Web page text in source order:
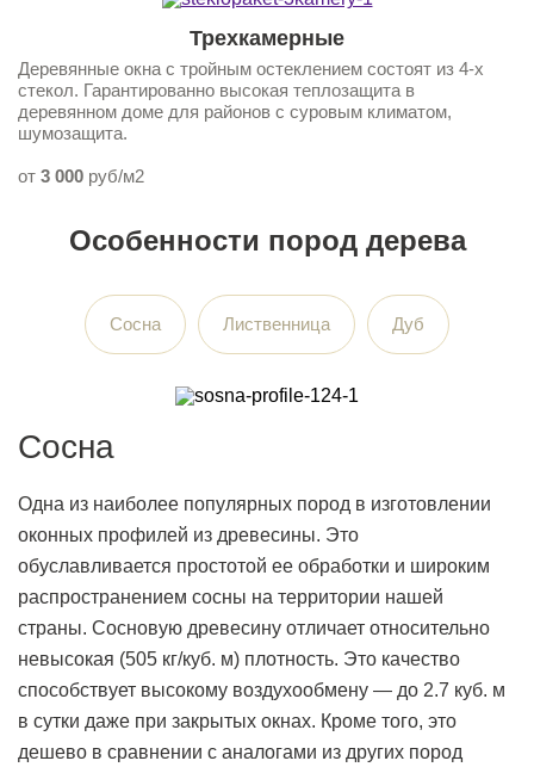
Трехкамерные
Деревянные окна с тройным остеклением состоят из 4-х
стекол. Гарантированно высокая теплозащита в
деревянном доме для районов с суровым климатом,
шумозащита.
от 3 000 руб/м2
Особенности пород дерева
Сосна Лиственница Дуб
Сосна
Одна из наиболее популярных пород в изготовлении
оконных профилей из древесины. Это
обуславливается простотой ее обработки и широким
распространением сосны на территории нашей
страны. Сосновую древесину отличает относительно
невысокая (505 кг/куб. м) плотность. Это качество
способствует высокому воздухообмену — до 2.7 куб. м
в сутки даже при закрытых окнах. Кроме того, это
дешево в сравнении с аналогами из других пород